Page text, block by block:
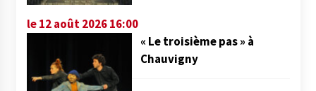
le 12 août 2026 16:00
« Le troisième pas » à
Chauvigny